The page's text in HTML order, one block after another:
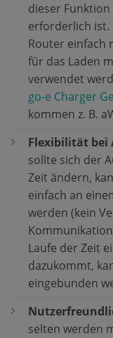
dieser
erforderlich ist.
Router einfach
für das Laden
verwendet
go-e Charger
kommen z. B.
Flexibilität bei
sollte sich der
Zeit ändern,
einfach an
werden (kein
Laufe der Zeit
dazukommt,
eingebunden
selten werden